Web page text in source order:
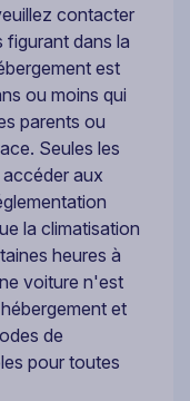
contacter
dans la
est
ou moins qui
parents ou
Seules les
aux
la climatisation
heures à
voiture n'est
et
de
pour toutes